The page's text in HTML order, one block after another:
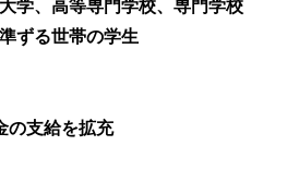
学、高等専門学校、専門学校
ずる世帯の学生
支給を拡充